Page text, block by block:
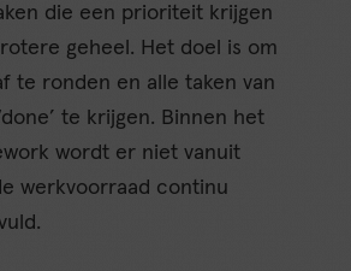
die een prioriteit krijgen
geheel. Het doel is om
te ronden en alle taken van
te krijgen. Binnen het
wordt er niet vanuit
werkvoorraad continu